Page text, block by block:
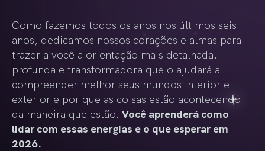
Como fazemos todos os anos nos últimos seis
anos, dedicamos nossos corações e almas para
trazer a você a orientação mais detalhada,
profunda e transformadora que o ajudará a
compreender melhor seus mundos interior e
exterior e por que as coisas estão acontecendo
da maneira que estão. Você aprenderá como
lidar com essas energias e o que esperar em
2026.